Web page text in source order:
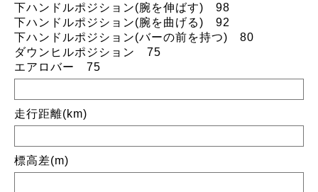
下ハンドルポジション(腕を伸ばす) 98
下ハンドルポジション(腕を曲げる) 92
下ハンドルポジション(バーの前を持つ) 80
ダウンヒルポジション 75
エアロバー 75
走行距離(km)
標高差(m)